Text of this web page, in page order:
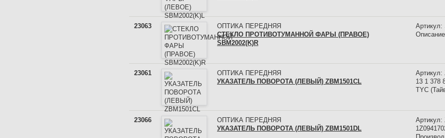
23063
ОПТИКА ПЕРЕДНЯЯ
СТЕКЛО ПРОТИВОТУМАННОЙ ФАРЫ (ПРАВОЕ)
SBM2002(K)R
Артикул:
23061
ОПТИКА ПЕРЕДНЯЯ
УКАЗАТЕЛЬ ПОВОРОТА (ЛЕВЫЙ) ZBM1501CL
Артикул:
13 1 378
TYC
23066
ОПТИКА ПЕРЕДНЯЯ
УКАЗАТЕЛЬ ПОВОРОТА (ЛЕВЫЙ) ZBM1501DL
Артикул: